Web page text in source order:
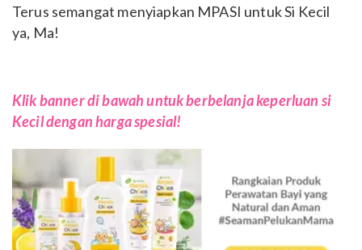
Terus semangat menyiapkan MPASI untuk Si Kecil
ya, Ma!
Klik banner di bawah untuk berbelanja keperluan si
Kecil dengan harga spesial!